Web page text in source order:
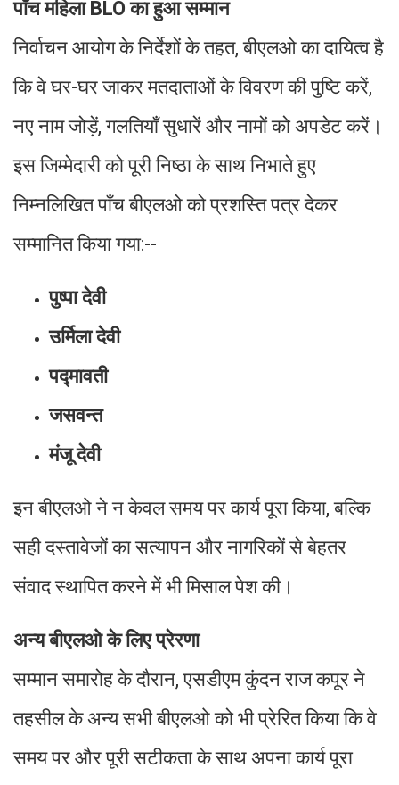
पाँच महिला BLO का हुआ सम्मान
निर्वाचन आयोग के निर्देशों के तहत, बीएलओ का दायित्व है
कि वे घर-घर जाकर मतदाताओं के विवरण की पुष्टि करें,
नए नाम जोड़ें, गलतियाँ सुधारें और नामों को अपडेट करें।
इस जिम्मेदारी को पूरी निष्ठा के साथ निभाते हुए
निम्नलिखित पाँच बीएलओ को प्रशस्ति पत्र देकर
सम्मानित किया गया:--
पुष्पा देवी
उर्मिला देवी
पद्मावती
जसवन्त
मंजू देवी
इन बीएलओ ने न केवल समय पर कार्य पूरा किया, बल्कि
सही दस्तावेजों का सत्यापन और नागरिकों से बेहतर
संवाद स्थापित करने में भी मिसाल पेश की।
अन्य बीएलओ के लिए प्रेरणा
सम्मान समारोह के दौरान, एसडीएम कुंदन राज कपूर ने
तहसील के अन्य सभी बीएलओ को भी प्रेरित किया कि वे
समय पर और पूरी सटीकता के साथ अपना कार्य पूरा